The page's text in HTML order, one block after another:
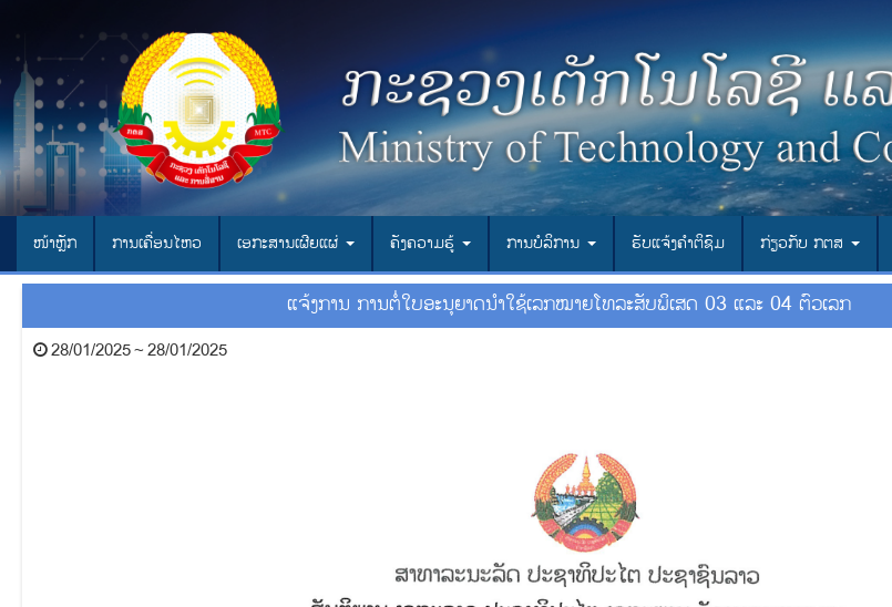
ໜ້າຫຼັກ ການເຄື່ອນໄຫວ ເອ​ກະ​ສານ​ເຜີຍ​ແຜ່ ຄັງຄວາມຮູ້ ການບໍລິການ ຮັບແຈ້ງຄຳຕິຊົມ ກ່ຽວກັບ ກຕສ
ແຈ້ງການ ການຕໍ່ໃບອະນຸຍາດນໍາໃຊ້ເລກໝາຍໂທລະສັບພິເສດ 03 ແລະ 04 ຕົວເລກ
28/01/2025 ~ 28/01/2025